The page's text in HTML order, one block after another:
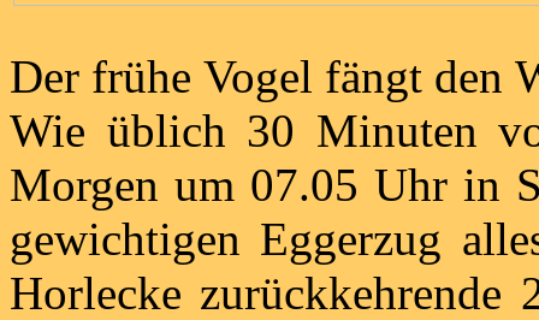
Der frühe Vogel fängt den
Wie üblich 30 Minuten
Morgen um 07.05 Uhr in
gewichtigen Eggerzug
Horlecke